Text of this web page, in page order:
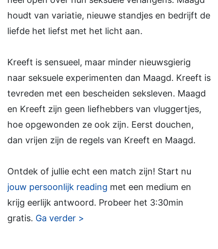
houdt van variatie, nieuwe standjes en bedrijft de
liefde het liefst met het licht aan.
Kreeft is sensueel, maar minder nieuwsgierig
naar seksuele experimenten dan Maagd. Kreeft is
tevreden met een bescheiden seksleven. Maagd
en Kreeft zijn geen liefhebbers van vluggertjes,
hoe opgewonden ze ook zijn. Eerst douchen,
dan vrijen zijn de regels van Kreeft en Maagd.
Ontdek of jullie echt een match zijn! Start nu
jouw persoonlijk reading met een medium en
krijg eerlijk antwoord. Probeer het 3:30min
gratis. Ga verder >